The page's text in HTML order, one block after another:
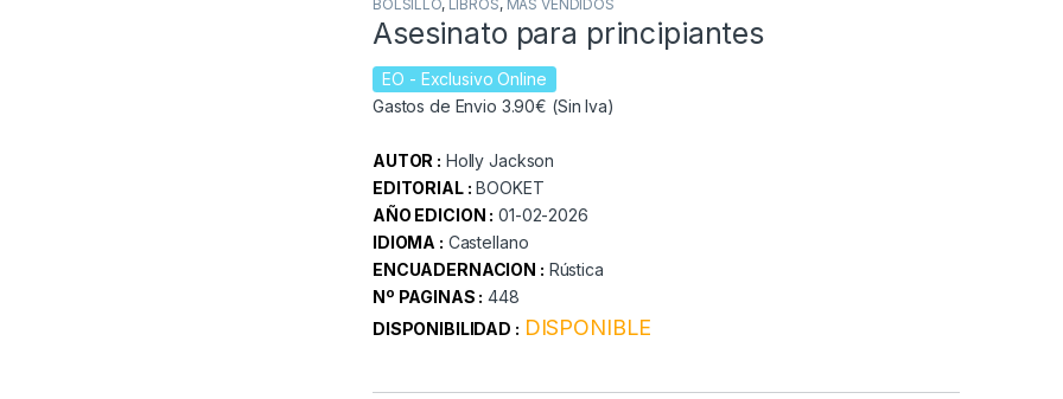
BOLSILLO, LIBROS, MÁS VENDIDOS
Asesinato para principiantes
EO - Exclusivo Online
Gastos de Envio 3.90€ (Sin Iva)
AUTOR : Holly Jackson
EDITORIAL : BOOKET
AÑO EDICION : 01-02-2026
IDIOMA : Castellano
ENCUADERNACION : Rústica
Nº PAGINAS : 448
DISPONIBILIDAD : DISPONIBLE